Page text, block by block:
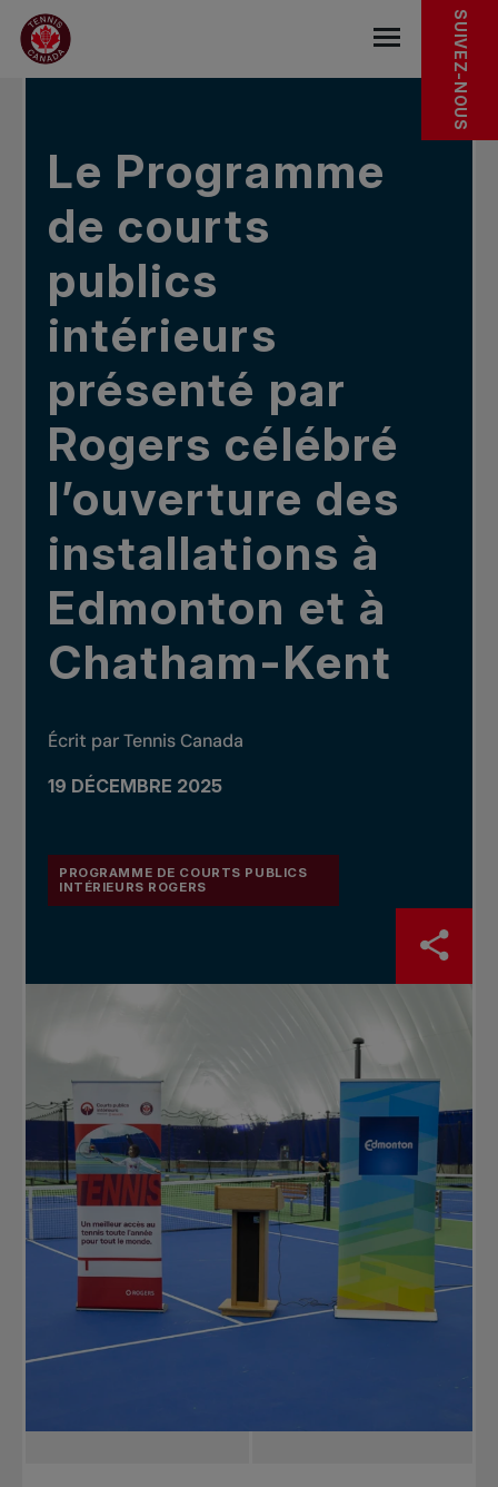
Sauter au menu principal
Sauter au contenu principal
Sauter au pied de page
DANS LES NOUVELLES SUIVEZ-NOUS
Le Programme
de courts
publics
intérieurs
présenté par
Rogers célébré
l’ouverture des
installations à
Edmonton et à
Chatham-Kent
Écrit par Tennis Canada
19 DÉCEMBRE 2025
PROGRAMME DE COURTS PUBLICS
INTÉRIEURS ROGERS